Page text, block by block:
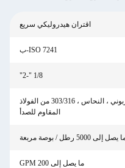
اقتران هيدروليكي سريع
ISO 7241-ب
1/8 "-2"
الصلب الكربوني ، النحاس ، 303/316 من الفولاذ
المقاوم للصدأ
يصل إلى 5000 رطل / بوصة مربعة
ما يصل إلى 200 GPM